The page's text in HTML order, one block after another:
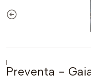
|
Preventa -